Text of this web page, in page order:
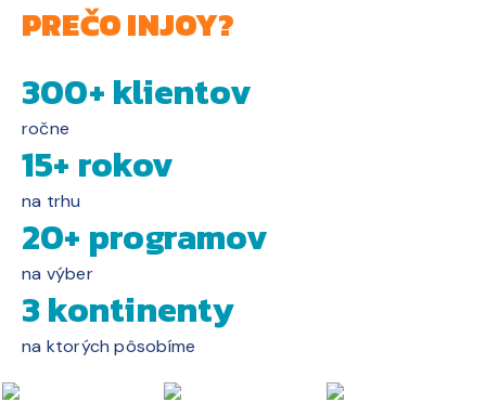
PREČO INJOY?
300+ klientov
ročne
15+ rokov
na trhu
20+ programov
na výber
3 kontinenty
na ktorých pôsobíme